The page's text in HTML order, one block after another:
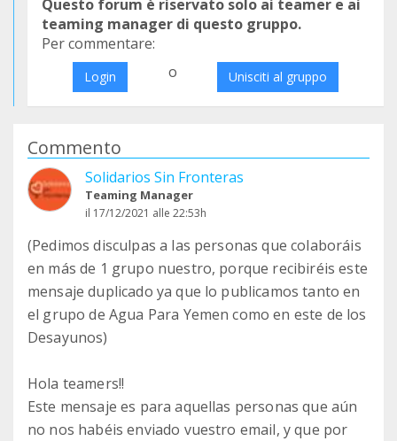
Questo forum è riservato solo ai teamer e ai
teaming manager di questo gruppo.
Per commentare:
Login o Unisciti al gruppo
Commento
Solidarios Sin Fronteras
Teaming Manager
il 17/12/2021 alle 22:53h
(Pedimos disculpas a las personas que colaboráis
en más de 1 grupo nuestro, porque recibiréis este
mensaje duplicado ya que lo publicamos tanto en
el grupo de Agua Para Yemen como en este de los
Desayunos)
Hola teamers!!
Este mensaje es para aquellas personas que aún
no nos habéis enviado vuestro email, y que por